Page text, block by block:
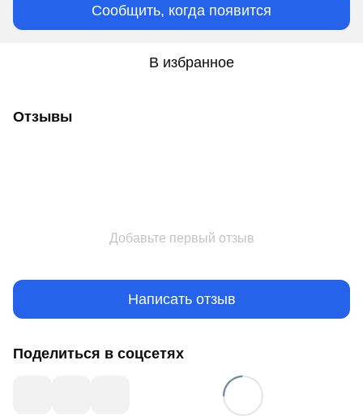
Сообщить, когда появится
В избранное
Отзывы
Добавьте первый отзыв
Написать отзыв
Поделиться в соцсетях